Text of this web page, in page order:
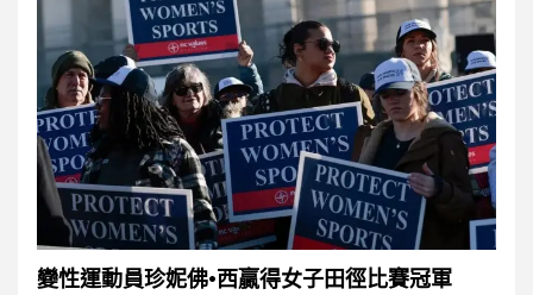
變性運動員珍妮佛·西贏得女子田徑比賽冠軍